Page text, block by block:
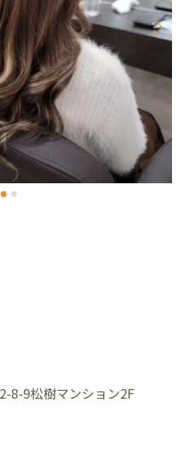
8-9松樹マンション2F